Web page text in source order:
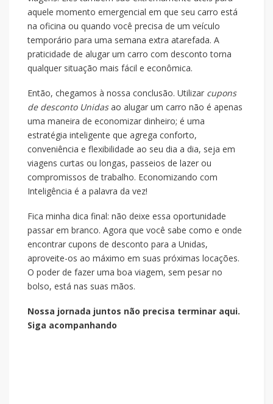
aquele momento emergencial em que seu carro está
na oficina ou quando você precisa de um veículo
temporário para uma semana extra atarefada. A
praticidade de alugar um carro com desconto torna
qualquer situação mais fácil e econômica.
Então, chegamos à nossa conclusão. Utilizar cupons
de desconto Unidasao alugar um carro não é apenas
uma maneira de economizar dinheiro; é uma
estratégia inteligente que agrega conforto,
conveniência e flexibilidade ao seu dia a dia, seja em
viagens curtas ou longas, passeios de lazer ou
compromissos de trabalho. Economizando com
Inteligência é a palavra da vez!
Fica minha dica final: não deixe essa oportunidade
passar em branco. Agora que você sabe como e onde
encontrar cupons de desconto para a Unidas,
aproveite-os ao máximo em suas próximas locações.
O poder de fazer uma boa viagem, sem pesar no
bolso, está nas suas mãos.
Nossa jornada juntos não precisa terminar aqui.
Siga acompanhando